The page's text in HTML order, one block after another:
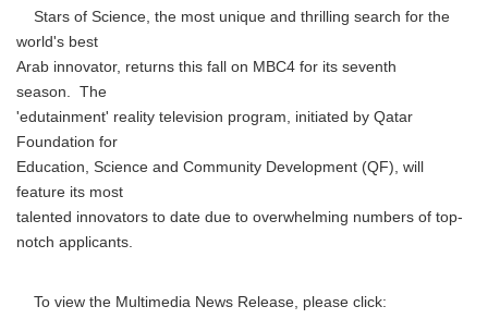
Stars of Science, the most unique and thrilling search for the
world's best
Arab innovator, returns this fall on MBC4 for its seventh
season. The
'edutainment' reality television program, initiated by Qatar
Foundation for
Education, Science and Community Development (QF), will
feature its most
talented innovators to date due to overwhelming numbers of top-
notch applicants.
To view the Multimedia News Release, please click: